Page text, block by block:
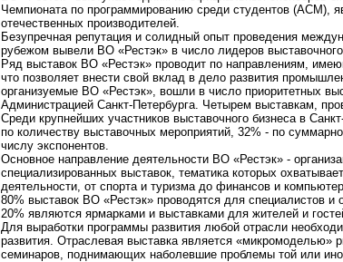
Чемпионата по программированию среди студентов (AСМ),
отечественных производителей.
Безупречная репутация и солидный опыт проведения
рубежом вывели ВО «Рестэк» в число лидеров
Ряд выставок ВО «Рестэк» проводит по направлениям,
что позволяет внести свой вклад в дело развития
организуемые ВО «Рестэк», вошли в число приоритетных
Администрацией Санкт-Петербурга. Четырем выставкам,
Среди крупнейших участников выставочного бизнеса в
по количеству выставочных мероприятий, 32% - по
числу экспонентов.
Основное направление деятельности ВО «Рестэк» -
специализированных выставок, тематика которых
деятельности, от спорта и туризма до финансов и
80% выставок ВО «Рестэк» проводятся для специалистов
20% являются ярмарками и выставками для жителей и
Для выработки программы развития любой отрасли
развития. Отраслевая выставка является «микромоделью»
семинаров, поднимающих наболевшие проблемы той или